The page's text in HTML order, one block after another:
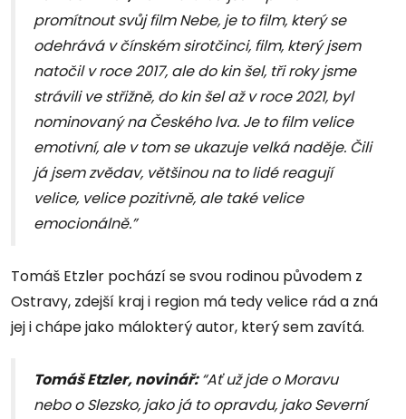
promítnout svůj film Nebe, je to film, který se
odehrává v čínském sirotčinci, film, který jsem
natočil v roce 2017, ale do kin šel, tři roky jsme
strávili ve střižně, do kin šel až v roce 2021, byl
nominovaný na Českého lva. Je to film velice
emotivní, ale v tom se ukazuje velká naděje. Čili
já jsem zvědav, většinou na to lidé reagují
velice, velice pozitivně, ale také velice
emocionálně.”
Tomáš Etzler pochází se svou rodinou původem z
Ostravy, zdejší kraj i region má tedy velice rád a zná
jej i chápe jako málokterý autor, který sem zavítá.
Tomáš Etzler, novinář:“Ať už jde o Moravu
nebo o Slezsko, jako já to opravdu, jako Severní